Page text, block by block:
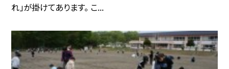
れ」が掛けてあります。 こ...